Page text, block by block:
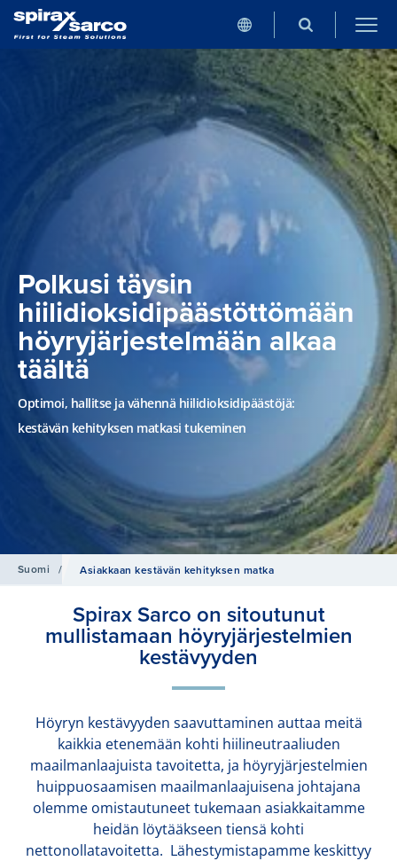
Polkusi täysin
hiilidioksidipäästöttömään
höyryjärjestelmään alkaa
täältä
Optimoi, hallitse ja vähennä hiilidioksidipäästöjä:
kestävän kehityksen matkasi tukeminen
Suomi / Asiakkaan kestävän kehityksen matka
Spirax Sarco on sitoutunut
mullistamaan höyryjärjestelmien
kestävyyden
Höyryn kestävyyden saavuttaminen auttaa meitä
kaikkia etenemään kohti hiilineutraaliuden
maailmanlaajuista tavoitetta, ja höyryjärjestelmien
huippuosaamisen maailmanlaajuisena johtajana
olemme omistautuneet tukemaan asiakkaitamme
heidän löytääkseen tiensä kohti
nettonollatavoitetta. Lähestymistapamme keskittyy